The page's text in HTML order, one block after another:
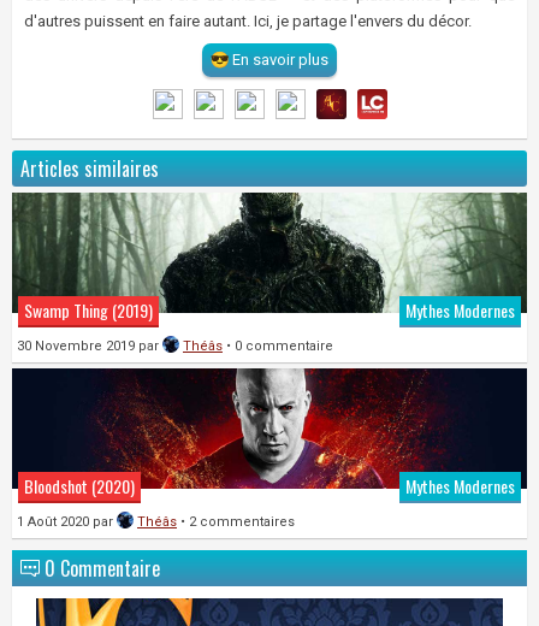
d'autres puissent en faire autant. Ici, je partage l'envers du décor.
En savoir plus
Articles similaires
Mythes Modernes
Swamp Thing (2019)
30 Novembre 2019 par Théâs • 0 commentaire
Mythes Modernes
Bloodshot (2020)
1 Août 2020 par Théâs • 2 commentaires
0 Commentaire